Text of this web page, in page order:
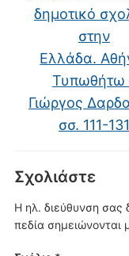
δημοτικό
στην
Ελλάδα.
Τυπωθήτω
Γιώργος
σσ. 111-131
Σχολιάστε
Η ηλ. διεύθυνση σας
πεδία σημειώνονται